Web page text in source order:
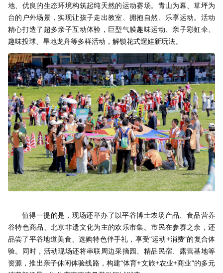
地、优良的生态环境构筑起纯天然的运动赛场。青山为幕、草坪为
台的户外场景，实现让孩子走出教室、拥抱自然、乐享运动。活动
精心打造了超多亲子互动体验，巨型气膜趣味运动、亲子彩虹伞、
趣味投球、旱地龙舟等多样活动，解锁花式遛娃新玩法。
值得一提的是，现场还举办了以平谷博士农场产品、食品营养
谷特色商品、北京非遗文化为主的欢乐市集。市民在参赛之余，还
品尝了平谷地道美食、选购特色伴手礼，享受“运动+消费”的复合体
验。同时，活动现场还将串联周边采摘园、精品民宿、露营基地等
资源，推出亲子休闲体验线路，构建“体育+文旅+农业+商业”的多元